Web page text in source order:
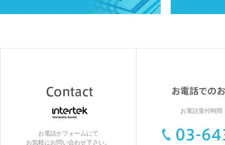
お電話かフォームにて
お気軽にお問い合わせ下さい。
お電話受付時間